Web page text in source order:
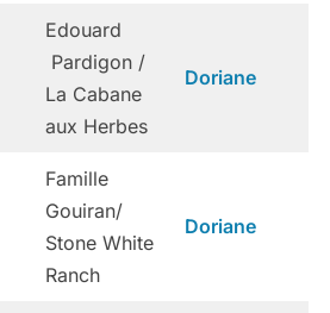
Edouard
Pardigon /
La Cabane
aux Herbes
Doriane
Famille
Gouiran/
Stone White
Ranch
Doriane